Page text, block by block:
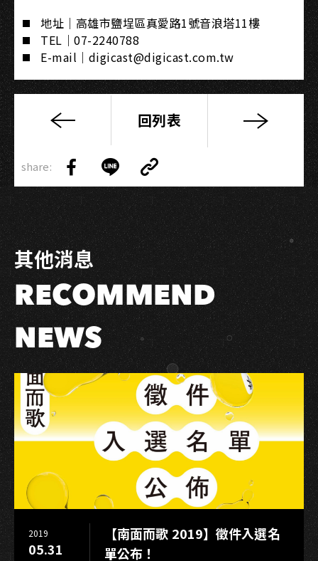
地址｜高雄市鹽埕區真愛路1號音浪塔11樓
TEL｜07-2240788
E-mail｜digicast@digicast.com.tw
高
會
員
點
數
免
費
兌
換
《2025
樂
團
興
奮
波》
決
賽
回列表
share:
Share
on
Facebook
Share
on
LINE
Copy
Link
Link
其他消息
RECOMMEND
NEWS
2019
05.31
【南面而歌 2019】徵件入選名
單公布！